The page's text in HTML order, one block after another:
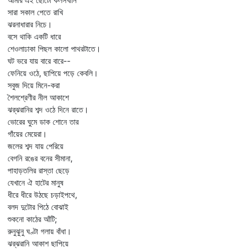
সারা সকাল পেতে রাখি
ঝরনাধারার নিচে।
বসে থাকি একটি ধারে
শেওলাঢাকা পিছল কালো পাথরটাতে।
ঘট ভরে যায় বারে বারে--
ফেনিয়ে ওঠে, ছাপিয়ে পড়ে কেবলি।
সবুজ দিয়ে মিনে-করা
শৈলশ্রেণীর নীল আকাশে
ঝর্‌ঝরানির শব্দ ওঠে দিনে রাতে।
ভোরের ঘুমে ডাক শোনে তার
গাঁয়ের মেয়েরা।
জলের শব্দ যায় পেরিয়ে
বেগনি রঙের বনের সীমানা,
পাহাড়তলির রাস্তা ছেড়ে
যেখানে ঐ হাটের মানুষ
ধীরে ধীরে উঠছে চড়াইপথে,
বলদ দুটোর পিঠে বোঝাই
শুকনো কাঠের আঁটি;
রুনুঝুনু ঘণ্টা গলায় বাঁধা।
ঝর্‌ঝরানি আকাশ ছাপিয়ে